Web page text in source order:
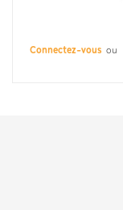
Connectez-vous ou